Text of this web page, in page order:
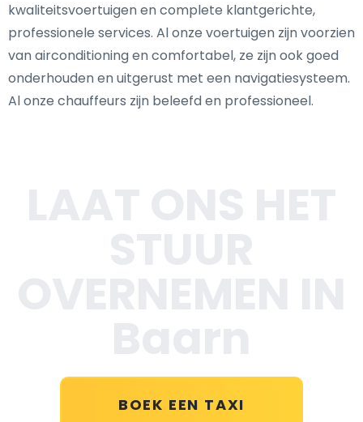
kwaliteitsvoertuigen en complete klantgerichte,
professionele services. Al onze voertuigen zijn voorzien
van airconditioning en comfortabel, ze zijn ook goed
onderhouden en uitgerust met een navigatiesysteem.
Al onze chauffeurs zijn beleefd en professioneel.
BOEK EEN TAXI